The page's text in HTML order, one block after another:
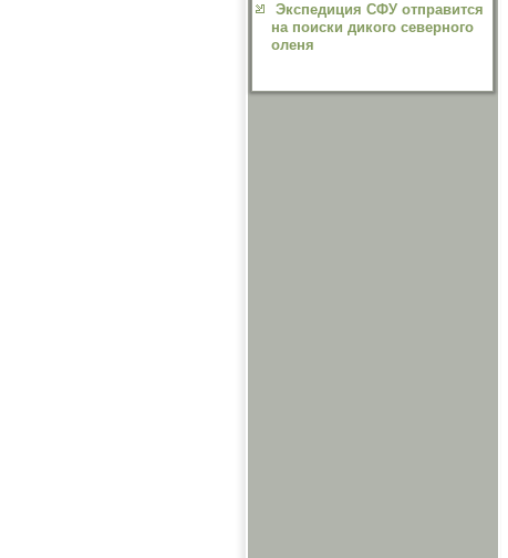
Экспедиция СФУ отправится
на поиски дикого северного
оленя